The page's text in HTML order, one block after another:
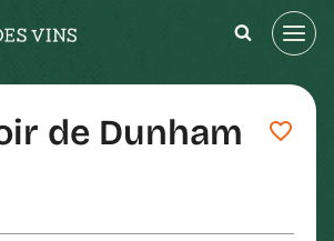
de Dunham